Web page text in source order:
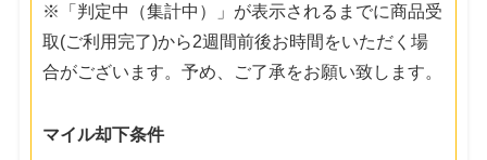
※「判定中（集計中）」が表示されるまでに商品受
取(ご利用完了)から2週間前後お時間をいただく場
合がございます。予め、ご了承をお願い致します。
マイル却下条件